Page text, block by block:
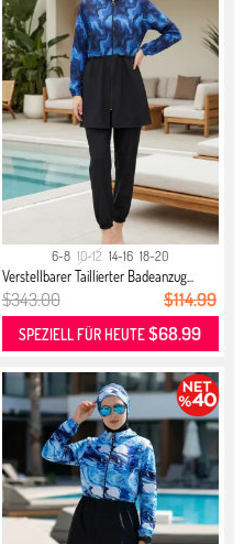
6-8 10-12 14-16 18-20
Verstellbarer Taillierter Badeanzug...
$343.00 $114.99
SPEZIELL FÜR HEUTE$68.99